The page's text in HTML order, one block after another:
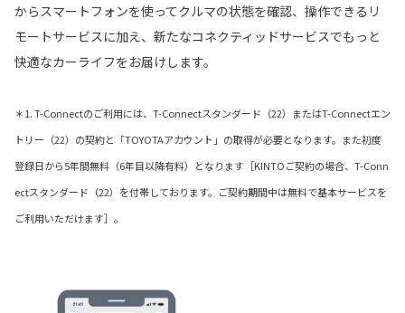
からスマートフォンを使ってクルマの状態を確認、操作できるリ
モートサービスに加え、新たなコネクティッドサービスでもっと
快適なカーライフをお届けします。
＊1. T-Connectのご利用には、T-Connectスタンダード（22）またはT-Connectエン
トリー（22）の契約と「TOYOTAアカウント」の取得が必要となります。また初度
登録日から5年間無料（6年目以降有料）となります［KINTOご契約の場合、T-Conn
ectスタンダード（22）を付帯しております。ご契約期間中は無料で基本サービスを
ご利用いただけます］。